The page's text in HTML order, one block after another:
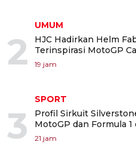
2
UMUM
HJC Hadirkan Helm
Terinspirasi MotoGP
19 jam
3
SPORT
Profil Sirkuit
MotoGP dan Formula
21 jam